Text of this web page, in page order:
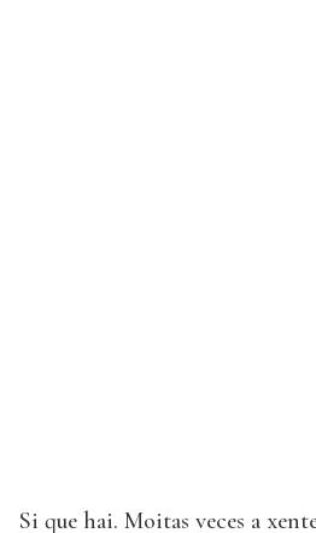
Si que hai. Moitas veces a